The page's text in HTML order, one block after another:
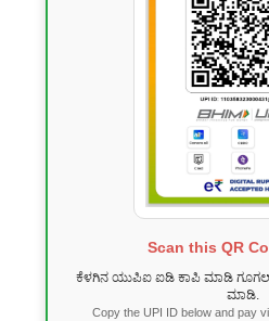
Scan this QR
ಕೆಳಗಿನ ಯುಪಿಐ ಐಡಿ ಕಾಪಿ ಮಾಡಿ
ಮಾಡಿ.
Copy the UPI ID below and pay